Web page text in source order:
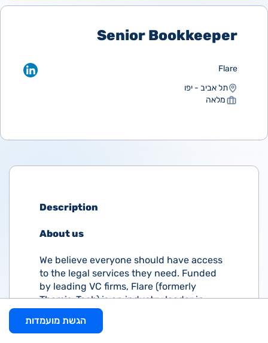
Senior Bookkeeper
Flare
תל אביב - יפו
מלאה
Description
About us
We believe everyone should have access
to the legal services they need. Funded
by leading VC firms, Flare (formerly
Themis-Tech) is an industry leader in
legal technology. We’re reimagining how
clients and attorneys work together, with
הגשת מועמדות